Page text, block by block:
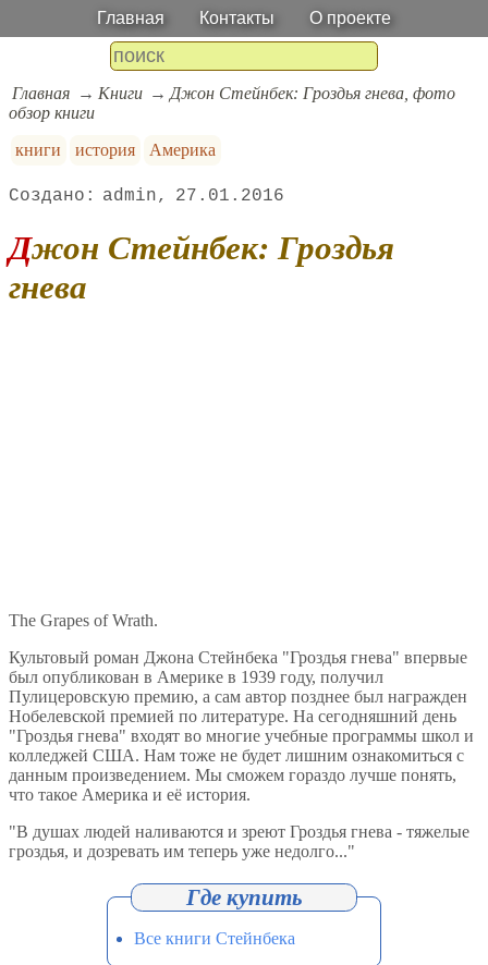
Главная Контакты О проекте
Главная Книги
Джон Стейнбек: Гроздья гнева, фото
обзор книги
книги
история Америка
admin 27.01.2016
Джон Стейнбек: Гроздья
гнева
The Grapes of Wrath.
Культовый роман Джона Стейнбека "Гроздья гнева" впервые
был опубликован в Америке в 1939 году, получил
Пулицеровскую премию, а сам автор позднее был награжден
Нобелевской премией по литературе. На сегодняшний день
"Гроздья гнева" входят во многие учебные программы школ и
колледжей США. Нам тоже не будет лишним ознакомиться с
данным произведением. Мы сможем гораздо лучше понять,
что такое Америка и её история.
"В душах людей наливаются и зреют Гроздья гнева - тяжелые
гроздья, и дозревать им теперь уже недолго..."
Все книги Стейнбека